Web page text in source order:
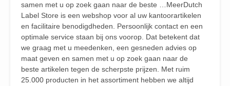
samen met u op zoek gaan naar de beste …MeerDutch
Label Store is een webshop voor al uw kantoorartikelen
en facilitaire benodigdheden. Persoonlijk contact en een
optimale service staan bij ons voorop. Dat betekent dat
we graag met u meedenken, een gesneden advies op
maat geven en samen met u op zoek gaan naar de
beste artikelen tegen de scherpste prijzen. Met ruim
25.000 producten in het assortiment hebben we altijd